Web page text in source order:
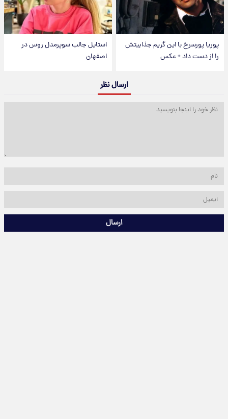
پوریا پورسرخ با این گریم جذابیتش
را از دست داد + عکس
استایل جالب سوپرمدل روس در
اصفهان
ارسال نظر
ارسال